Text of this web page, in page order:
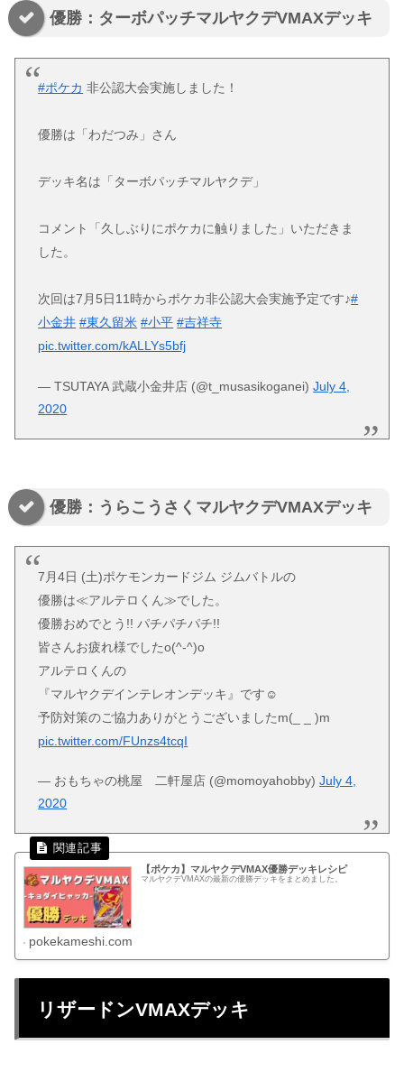
優勝：ターボパッチマルヤクデVMAXデッキ
#ポケカ 非公認大会実施しました！
優勝は「わだつみ」さん
デッキ名は「ターボパッチマルヤクデ」
コメント「久しぶりにポケカに触りました」いただきま
した。
次回は7月5日11時からポケカ非公認大会実施予定です♪#
小金井 #東久留米 #小平 #吉祥寺
pic.twitter.com/kALLYs5bfj
— TSUTAYA 武蔵小金井店 (@t_musasikoganei)July 4,
2020
優勝：うらこうさくマルヤクデVMAXデッキ
7月4日 (土)ポケモンカードジム ジムバトルの
優勝は≪アルテロくん≫でした。
優勝おめでとう!! パチパチパチ!!
皆さんお疲れ様でしたo(^-^)o
アルテロくんの
『マルヤクデインテレオンデッキ』です☺
予防対策のご協力ありがとうございましたm(_ _ )m
pic.twitter.com/FUnzs4tcqI
— おもちゃの桃屋 二軒屋店 (@momoyahobby)July 4,
2020
【ポケカ】マルヤクデVMAX優勝デッキレシピ
マルヤクデVMAXの最新の優勝デッキをまとめました。
pokekameshi.com
リザードンVMAXデッキ